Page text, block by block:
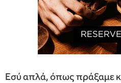
Εσύ απλά, όπως πράξαμε κι